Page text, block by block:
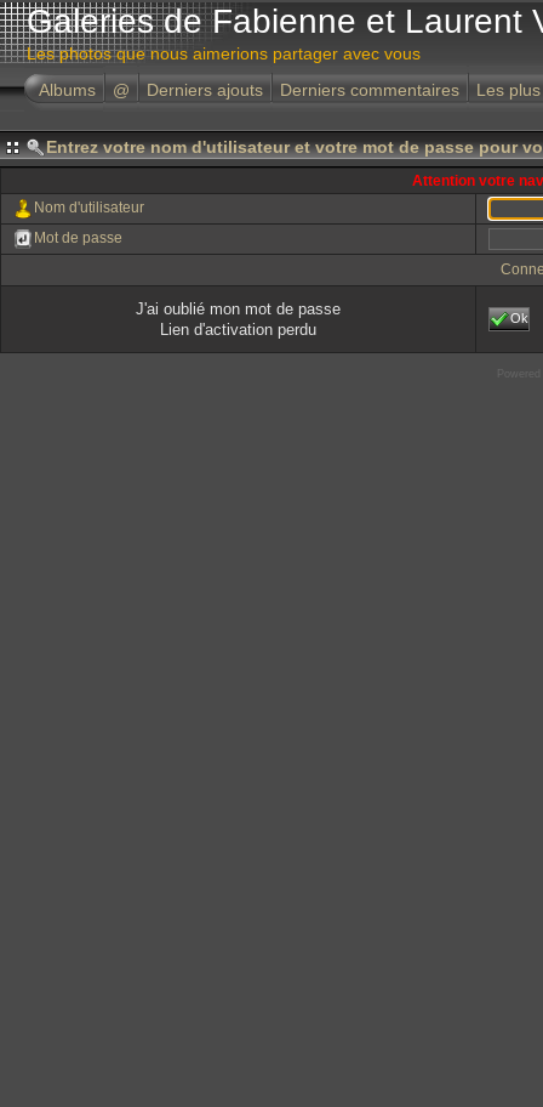
Galeries de Fabienne et Laurent
Les photos que nous aimerions partager avec vous
Albums
@ Derniers ajouts Derniers commentaires Les
Entrez votre nom d'utilisateur et votre mot de passe pour
Attention votre
Nom d'utilisateur
Mot de passe
J'ai oublié mon mot de passe
Lien d'activation perdu
Ok